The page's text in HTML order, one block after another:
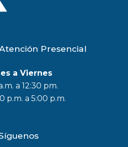
Presencial
a Viernes
a 12:30 pm.
p.m. a 5:00 p.m.